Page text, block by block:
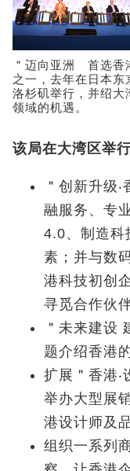
＂迈向亚洲 首选香
之一，去年在日本
洛杉矶举行，并绍大
领域的机遇。
该局在大湾区举
＂创新升级
融服务、专
4.0、制造科
素；并与数
港科技初创
寻觅合作伙
＂未来建设
题介绍香港
扩展＂香港‧
举办大型展
港设计师及
组织一系列